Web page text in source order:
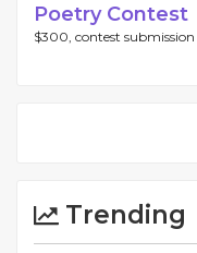
Poetry Contest
$300, contest submission
Trending